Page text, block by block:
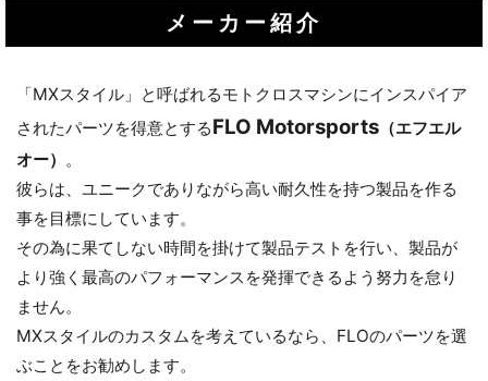
メーカー紹介
「MXスタイル」と呼ばれるモトクロスマシンにインスパイア
されたパーツを得意とするFLO Motorsports （エフエル
オー） 。
彼らは、ユニークでありながら高い耐久性を持つ製品を作る
事を目標にしています。
その為に果てしない時間を掛けて製品テストを行い、製品が
より強く最高のパフォーマンスを発揮できるよう努力を怠り
ません。
MXスタイルのカスタムを考えているなら、FLOのパーツを選
ぶことをお勧めします。